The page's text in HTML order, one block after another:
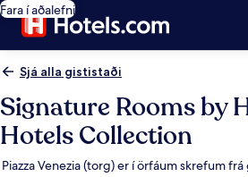
Fara í aðalefni
Sjá alla gististaði
Signature Rooms by
Hotels Collection
Piazza Venezia (torg) er í örfáum skrefum